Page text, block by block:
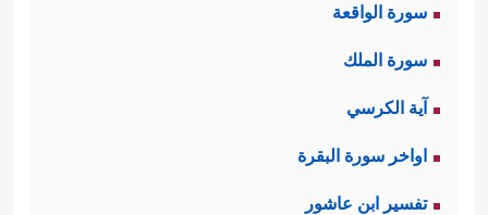
سورة الواقعة
سورة الملك
آية الكرسي
اواخر سورة البقرة
تفسير ابن عاشور